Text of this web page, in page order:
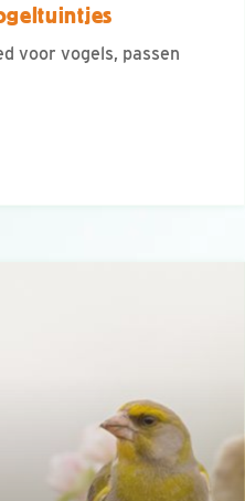
voor vogels, passen